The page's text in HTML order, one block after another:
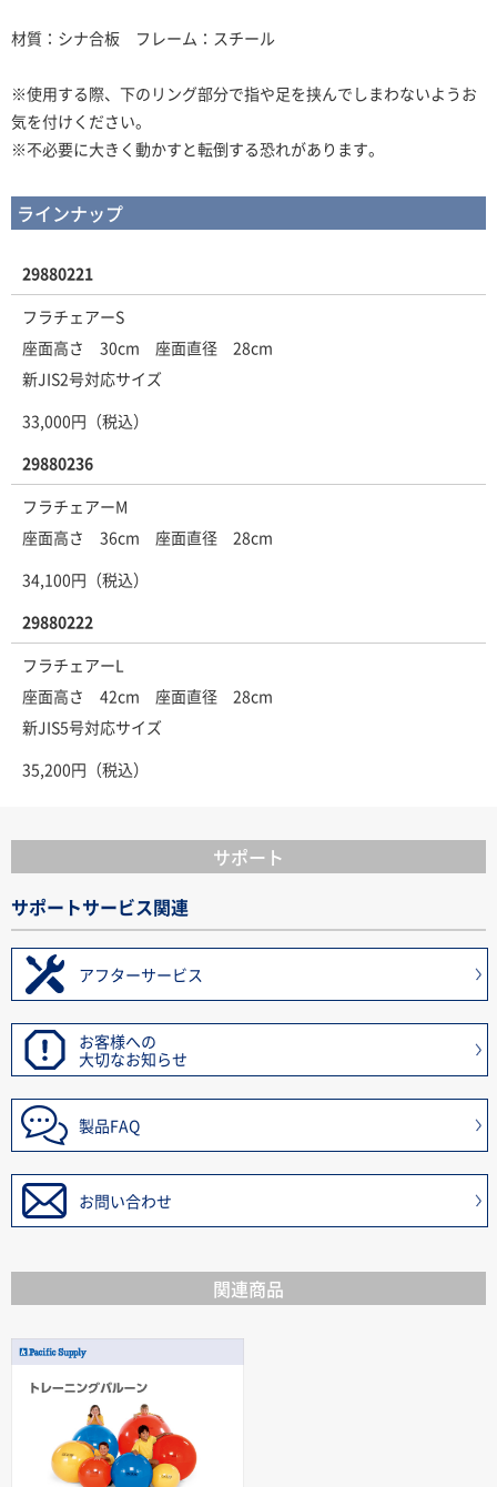
材質：シナ合板 フレーム：スチール
※使用する際、下のリング部分で指や足を挟んでしまわないようお
気を付けください。
※不必要に大きく動かすと転倒する恐れがあります。
ラインナップ
29880221
フラチェアーS
座面高さ 30cm 座面直径 28cm
新JIS2号対応サイズ
33,000円（税込）
29880236
フラチェアーM
座面高さ 36cm 座面直径 28cm
34,100円（税込）
29880222
フラチェアーL
座面高さ 42cm 座面直径 28cm
新JIS5号対応サイズ
35,200円（税込）
サポート
サポートサービス関連
アフターサービス
お客様への
大切なお知らせ
製品FAQ
お問い合わせ
関連商品